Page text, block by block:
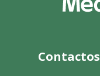
Contactos